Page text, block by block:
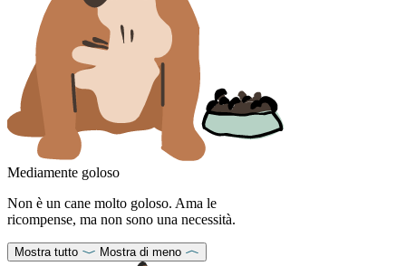
Mediamente goloso
Non è un cane molto goloso. Ama le
ricompense, ma non sono una necessità.
Mostra tutto Mostra di meno